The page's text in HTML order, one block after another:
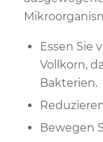
Essen Sie
Vollkorn,
Bakterien.
Bewegen